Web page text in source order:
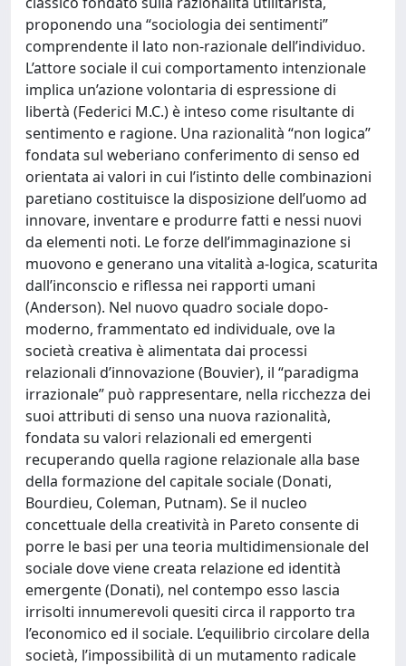
proponendo una “sociologia dei sentimenti”
comprendente il lato non-razionale dell’individuo.
L’attore sociale il cui comportamento intenzionale
implica un’azione volontaria di espressione di
libertà (Federici M.C.) è inteso come risultante di
sentimento e ragione. Una razionalità “non logica”
fondata sul weberiano conferimento di senso ed
orientata ai valori in cui l’istinto delle combinazioni
paretiano costituisce la disposizione dell’uomo ad
innovare, inventare e produrre fatti e nessi nuovi
da elementi noti. Le forze dell’immaginazione si
muovono e generano una vitalità a-logica, scaturita
dall’inconscio e riflessa nei rapporti umani
(Anderson). Nel nuovo quadro sociale dopo-
moderno, frammentato ed individuale, ove la
società creativa è alimentata dai processi
relazionali d’innovazione (Bouvier), il “paradigma
irrazionale” può rappresentare, nella ricchezza dei
suoi attributi di senso una nuova razionalità,
fondata su valori relazionali ed emergenti
recuperando quella ragione relazionale alla base
della formazione del capitale sociale (Donati,
Bourdieu, Coleman, Putnam). Se il nucleo
concettuale della creatività in Pareto consente di
porre le basi per una teoria multidimensionale del
sociale dove viene creata relazione ed identità
emergente (Donati), nel contempo esso lascia
irrisolti innumerevoli quesiti circa il rapporto tra
l’economico ed il sociale. L’equilibrio circolare della
società, l’impossibilità di un mutamento radicale